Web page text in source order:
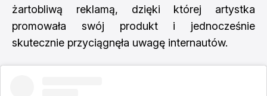
żartobliwą reklamą, dzięki której artystka
promowała swój produkt i jednocześnie
skutecznie przyciągnęła uwagę internautów.